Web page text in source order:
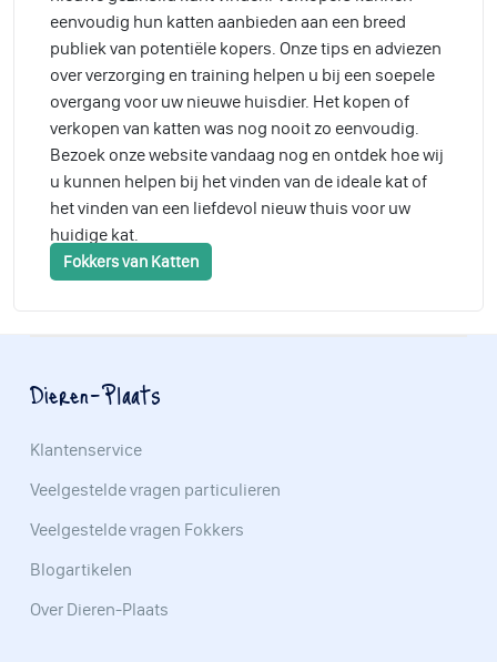
eenvoudig hun katten aanbieden aan een breed
publiek van potentiële kopers. Onze tips en adviezen
over verzorging en training helpen u bij een soepele
overgang voor uw nieuwe huisdier. Het kopen of
verkopen van katten was nog nooit zo eenvoudig.
Bezoek onze website vandaag nog en ontdek hoe wij
u kunnen helpen bij het vinden van de ideale kat of
het vinden van een liefdevol nieuw thuis voor uw
huidige kat.
Fokkers van Katten
Dieren-Plaats
Klantenservice
Veelgestelde vragen particulieren
Veelgestelde vragen Fokkers
Blogartikelen
Over Dieren-Plaats